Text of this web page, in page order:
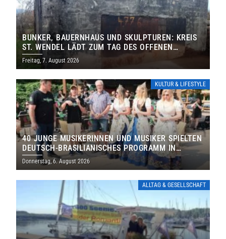
BUNKER, BAUERNHAUS UND SKULPTUREN: KREIS
ST. WENDEL LÄDT ZUM TAG DES OFFENEN
DENKMALS EIN
Freitag, 7. August 2026
KULTUR & LIFESTYLE
40 JUNGE MUSIKERINNEN UND MUSIKER SPIELTEN
DEUTSCH-BRASILIANISCHES PROGRAMM IN
THOLEY
Donnerstag, 6. August 2026
ALLTAG & GESELLSCHAFT